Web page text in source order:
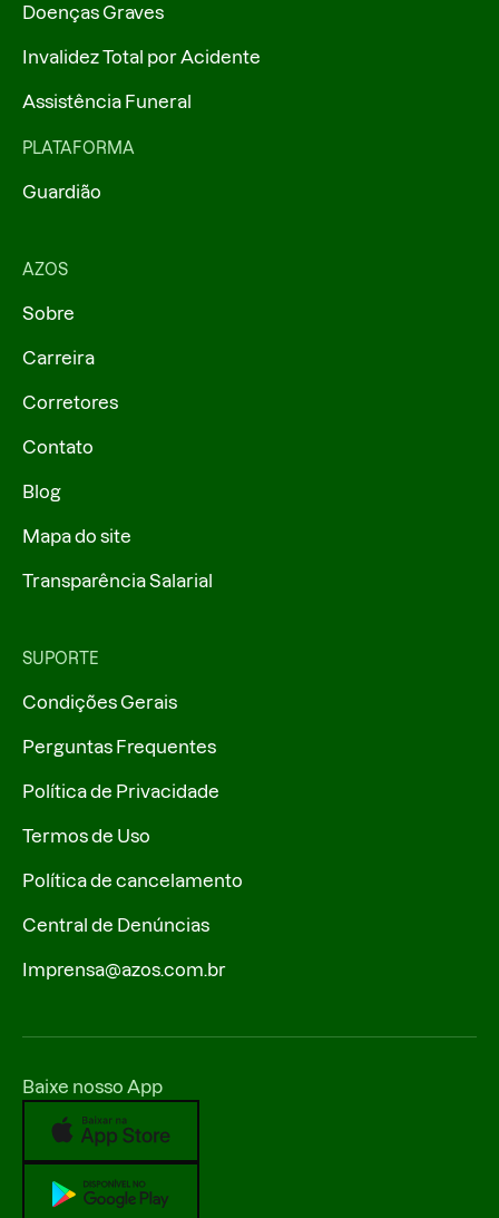
Doenças Graves
Invalidez Total por Acidente
Assistência Funeral
PLATAFORMA
Guardião
AZOS
Sobre
Carreira
Corretores
Contato
Blog
Mapa do site
Transparência Salarial
SUPORTE
Condições Gerais
Perguntas Frequentes
Política de Privacidade
Termos de Uso
Política de cancelamento
Central de Denúncias
Imprensa@azos.com.br
Baixe nosso App